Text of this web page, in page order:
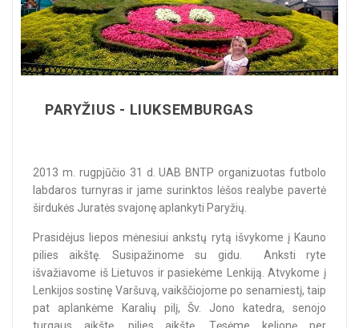
PARYŽIUS - LIUKSEMBURGAS
2013 m. rugpjūčio 31 d. UAB BNTP organizuotas futbolo
labdaros turnyras ir jame surinktos lėšos realybe pavertė
širdukės Juratės svajonę aplankyti Paryžių.
Prasidėjus liepos mėnesiui ankstų rytą išvykome į Kauno
pilies aikštę. Susipažinome su gidu. Anksti ryte
išvažiavome iš Lietuvos ir pasiekėme Lenkiją. Atvykome į
Lenkijos sostinę Varšuvą, vaikščiojome po senamiestį, taip
pat aplankėme Karalių pilį, Šv. Jono katedra, senojo
turgaus aikštę, pilies aikštę. Tęsėme kelionę per